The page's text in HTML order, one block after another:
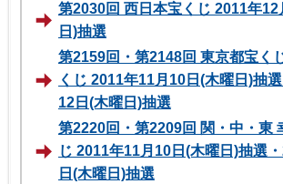
第2030回 西日本宝くじ 2011年12
日)抽選
第2159回・第2148回 東京都宝く
くじ 2011年11月10日(木曜日)抽
12日(木曜日)抽選
第2220回・第2209回 関・中・東
じ 2011年11月10日(木曜日)抽選
日(木曜日)抽選